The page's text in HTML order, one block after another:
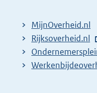
l
i
n
k
MijnOverheid.nl
E
x
t
Rijksoverheid.nl
E
x
E